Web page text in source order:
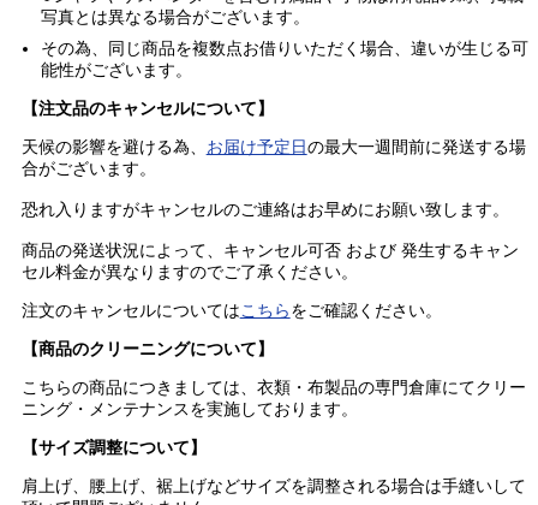
写真とは異なる場合がございます。
その為、同じ商品を複数点お借りいただく場合、違いが生じる可
能性がございます。
【注文品のキャンセルについて】
天候の影響を避ける為、 お届け予定日 の最大一週間前に発送する場
合がございます。
恐れ入りますがキャンセルのご連絡はお早めにお願い致します。
商品の発送状況によって、キャンセル可否 および 発生するキャン
セル料金が異なりますのでご了承ください。
注文のキャンセルについてはこちら をご確認ください。
【商品のクリーニングについて】
こちらの商品につきましては、衣類・布製品の専門倉庫にてクリー
ニング・メンテナンスを実施しております。
【サイズ調整について】
肩上げ、腰上げ、裾上げなどサイズを調整される場合は手縫いして